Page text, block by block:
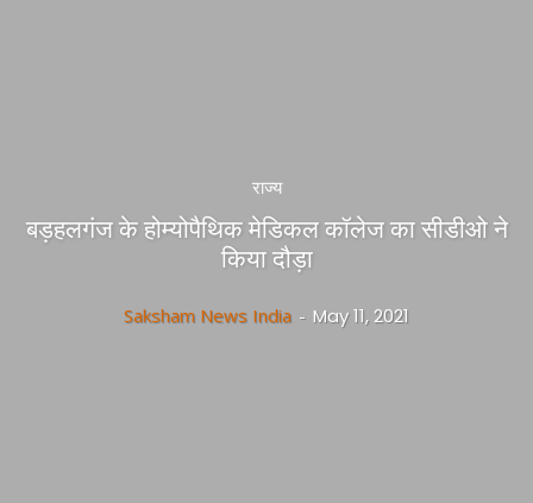
राज्य
बड़हलगंज के होम्योपैथिक मेडिकल कॉलेज का सीडीओ ने
किया दौड़ा
Saksham News India - May 11, 2021